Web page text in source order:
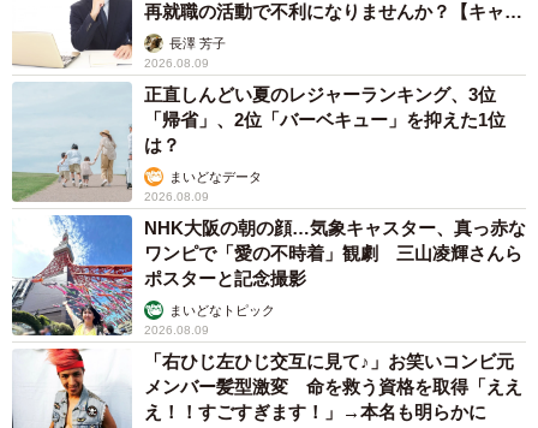
▽所在地
奈良市椿井町41-2F（※2026年夏に奈良市法蓮町に移転予
定）
https://x.com/cattimenara
▽ショップサイト
https://petitorion.base.shop/
私は悪い奈良県民だから教えてあげるね
生八ツ橋は焼くとおいしい pic.twitter.com/ptIsDgeVom
— フジコ (@ogoogoyakitori)May 15, 2026
再就職の活動で不利になりませんか？【キャリ
アカウンセラーが解説】
長澤 芳子
2026.08.09
正直しんどい夏のレジャーランキング、3位
「帰省」、2位「バーベキュー」を抑えた1位
は？
まいどなデータ
2026.08.09
NHK大阪の朝の顔…気象キャスター、真っ赤な
ワンピで「愛の不時着」観劇 三山凌輝さんら
ポスターと記念撮影
まいどなトピック
2026.08.09
「右ひじ左ひじ交互に見て♪」お笑いコンビ元
メンバー髪型激変 命を救う資格を取得「ええ
え！！すごすぎます！」→本名も明らかに